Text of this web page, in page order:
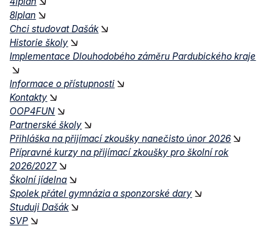
8lplan
Chci studovat Dašák
Historie školy
Implementace Dlouhodobého záměru Pardubického kraje
Informace o přístupnosti
Kontakty
OOP4FUN
Partnerské školy
Přihláška na přijímací zkoušky nanečisto únor 2026
Přípravné kurzy na přijímací zkoušky pro školní rok
2026/2027
Školní jídelna
Spolek přátel gymnázia a sponzorské dary
Studuji Dašák
SVP